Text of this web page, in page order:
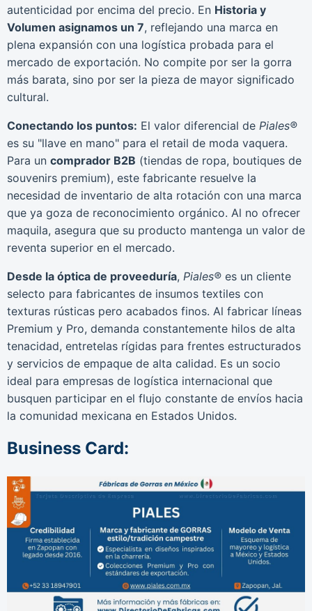
autenticidad por encima del precio. En Historia y
Volumen asignamos un 7, reflejando una marca en
plena expansión con una logística probada para el
mercado de exportación. No compite por ser la gorra
más barata, sino por ser la pieza de mayor significado
cultural.
Conectando los puntos: El valor diferencial de Piales®
es su "llave en mano" para el retail de moda vaquera.
Para un comprador B2B (tiendas de ropa, boutiques de
souvenirs premium), este fabricante resuelve la
necesidad de inventario de alta rotación con una marca
que ya goza de reconocimiento orgánico. Al no ofrecer
maquila, asegura que su producto mantenga un valor de
reventa superior en el mercado.
Desde la óptica de proveeduría, Piales® es un cliente
selecto para fabricantes de insumos textiles con
texturas rústicas pero acabados finos. Al fabricar líneas
Premium y Pro, demanda constantemente hilos de alta
tenacidad, entretelas rígidas para frentes estructurados
y servicios de empaque de alta calidad. Es un socio
ideal para empresas de logística internacional que
busquen participar en el flujo constante de envíos hacia
la comunidad mexicana en Estados Unidos.
Business Card: